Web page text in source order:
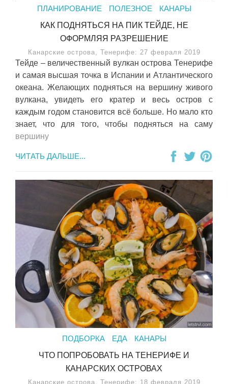
ПЛАНИРОВАНИЕ ПОЛЕЗНОЕ
КАНАРЫ
КАК ПОДНЯТЬСЯ НА ПИК ТЕЙДЕ, НЕ
ОФОРМЛЯЯ РАЗРЕШЕНИЕ
Канарские острова, Тенерифе: 27 февраля 2019
Тейде – величественный вулкан острова Тенерифе
и самая высшая точка в Испании и Атлантического
океана. Желающих подняться на вершину живого
вулкана, увидеть его кратер и весь остров с
каждым годом становится всё больше. Но мало кто
знает, что для того, чтобы подняться на саму
вершину
ЧИТАТЬ ДАЛЬШЕ...
ПОДБОРКА ЕДА
КАНАРЫ
ЧТО ПОПРОБОВАТЬ НА ТЕНЕРИФЕ И
КАНАРСКИХ ОСТРОВАХ
Канарские острова, Тенерифе: 18 февраля 2019